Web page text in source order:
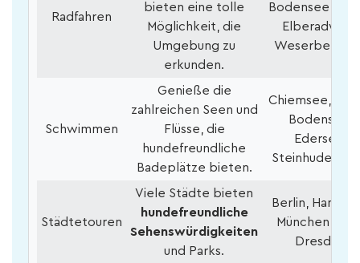
Radfahren
bieten eine tolle
Möglichkeit, die
Umgebung zu
erkunden.
Bodensee,
Elberadweg,
Schwimmen
Genieße die
zahlreichen Seen und
Flüsse, die
hundefreundliche
Badeplätze bieten.
Chiemsee,
Bodensee,
Edersee,
Steinhuder
Städtetouren
Viele Städte bieten
hundefreundliche
Sehenswürdigkeiten
und Parks.
Berlin,
München,
Dresden